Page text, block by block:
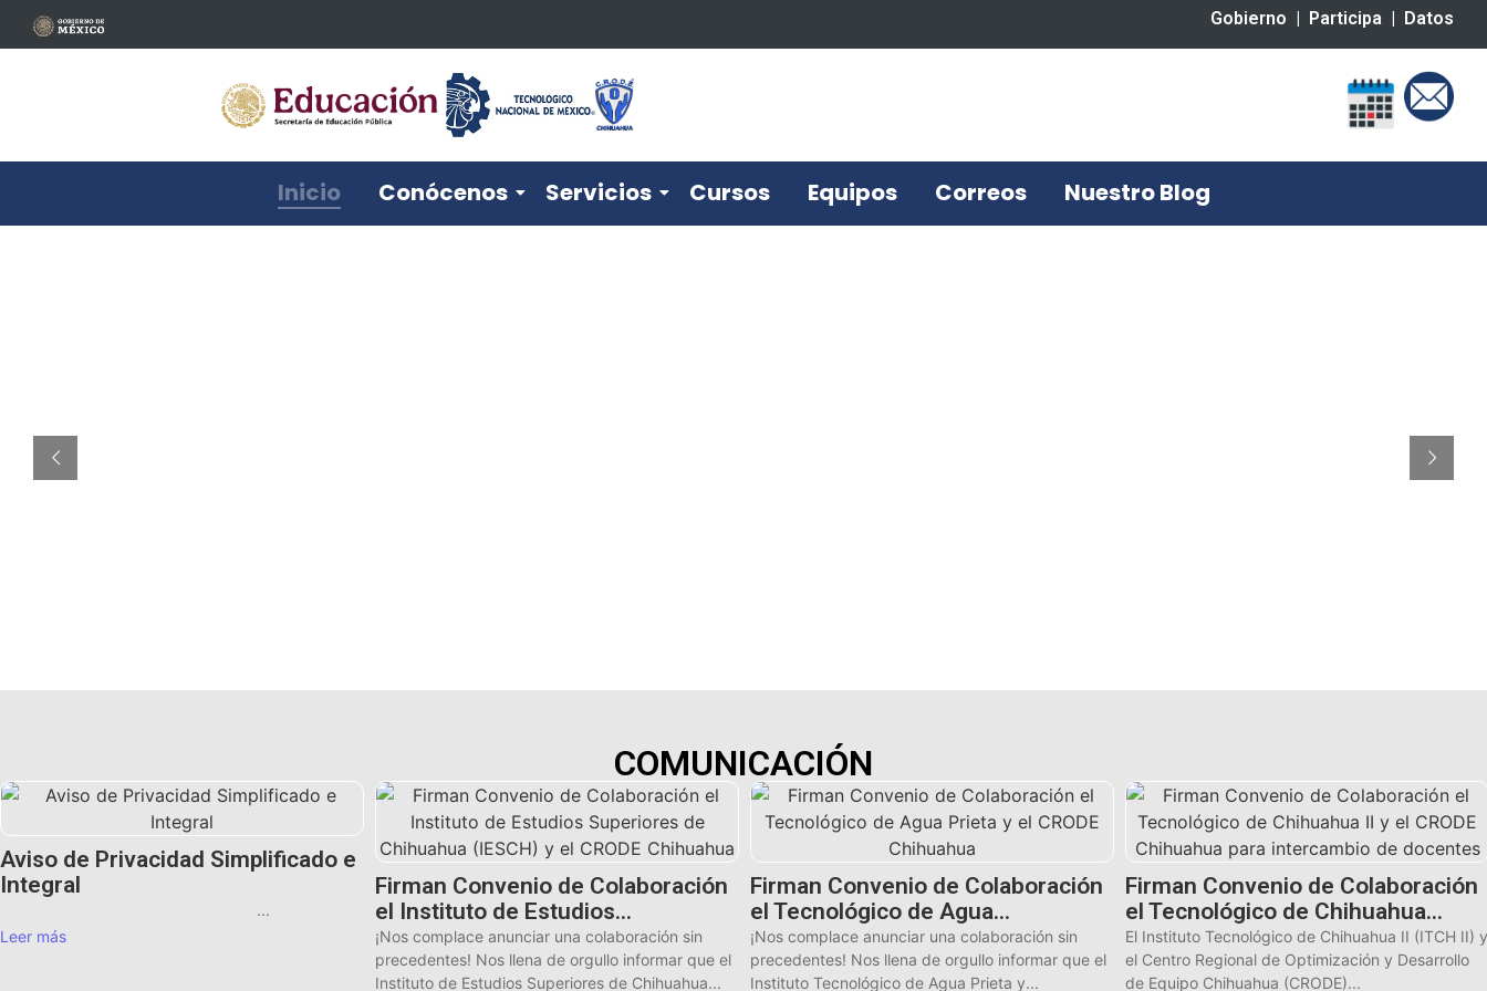
Gobierno Participa Datos
Inicio Conócenos Servicios Cursos Equipos Correos Nuestro Blog
COMUNICACIÓN
Aviso de Privacidad Simplificado e
Integral
...
Leer más
Firman Convenio de Colaboración
el Instituto de Estudios…
¡Nos complace anunciar una colaboración sin
precedentes! Nos llena de orgullo informar que el
Instituto de Estudios Superiores de Chihuahua...
Firman Convenio de Colaboración
el Tecnológico de Agua…
¡Nos complace anunciar una colaboración sin
precedentes! Nos llena de orgullo informar que el
Instituto Tecnológico de Agua Prieta y...
Firman Convenio de Colaboración
el Tecnológico de Chihuahua…
El Instituto Tecnológico de Chihuahua II (ITCH II) y
el Centro Regional de Optimización y Desarrollo
de Equipo Chihuahua (CRODE)...